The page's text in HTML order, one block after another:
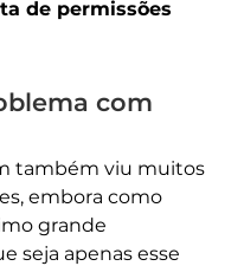
de permissões
com
também viu muitos
embora como
grande
seja apenas esse